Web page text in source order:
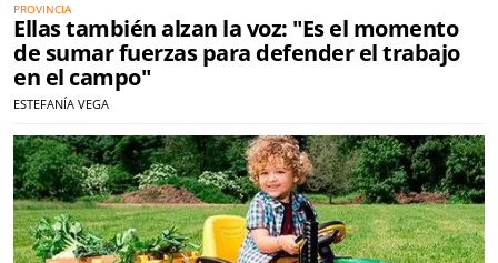
PROVINCIA
Ellas también alzan la voz: "Es el momento
de sumar fuerzas para defender el trabajo
en el campo"
ESTEFANÍA VEGA